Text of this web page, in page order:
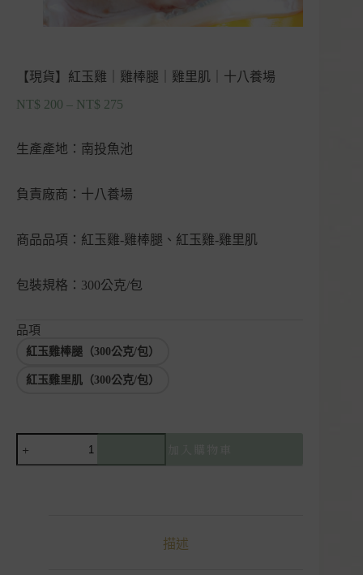
【現貨】紅玉雞｜雞棒腿｜雞里肌｜十八養場
NT$ 200 – NT$ 275
範
到
生產產地：南投魚池
負責廠商：十八養場
商品品項：紅玉雞-雞棒腿、紅玉雞-雞里肌
包裝規格：300公克/包
品項
紅玉雞棒腿（300公克/包）
紅玉雞里肌（300公克/包）
描述